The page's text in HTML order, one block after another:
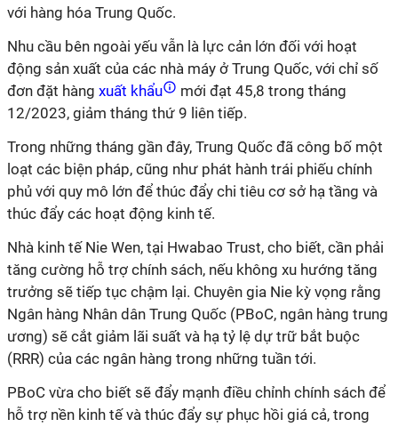
với hàng hóa Trung Quốc.
Nhu cầu bên ngoài yếu vẫn là lực cản lớn đối với hoạt
động sản xuất của các nhà máy ở Trung Quốc, với chỉ số
đơn đặt hàng xuất khẩu
mới đạt 45,8 trong tháng
12/2023, giảm tháng thứ 9 liên tiếp.
Trong những tháng gần đây, Trung Quốc đã công bố một
loạt các biện pháp, cũng như phát hành trái phiếu chính
phủ với quy mô lớn để thúc đẩy chi tiêu cơ sở hạ tầng và
thúc đẩy các hoạt động kinh tế.
Nhà kinh tế Nie Wen, tại Hwabao Trust, cho biết, cần phải
tăng cường hỗ trợ chính sách, nếu không xu hướng tăng
trưởng sẽ tiếp tục chậm lại. Chuyên gia Nie kỳ vọng rằng
Ngân hàng Nhân dân Trung Quốc (PBoC, ngân hàng trung
ương) sẽ cắt giảm lãi suất và hạ tỷ lệ dự trữ bắt buộc
(RRR) của các ngân hàng trong những tuần tới.
PBoC vừa cho biết sẽ đẩy mạnh điều chỉnh chính sách để
hỗ trợ nền kinh tế và thúc đẩy sự phục hồi giá cả, trong